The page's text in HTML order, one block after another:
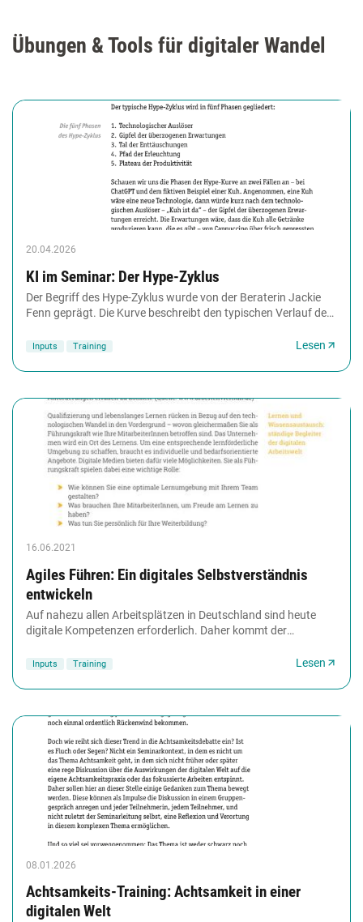
Übungen & Tools für digitaler Wandel
20.04.2026
KI im Seminar: Der Hype-Zyklus
Der Begriff des Hype-Zyklus wurde von der Beraterin Jackie
Fenn geprägt. Die Kurve beschreibt den typischen Verlauf der
Inputs Training Lesen
16.06.2021
Agiles Führen: Ein digitales Selbstverständnis
entwickeln
Auf nahezu allen Arbeitsplätzen in Deutschland sind heute
digitale Kompetenzen erforderlich. Daher kommt der
Inputs Training Lesen
08.01.2026
Achtsamkeits-Training: Achtsamkeit in einer
digitalen Welt